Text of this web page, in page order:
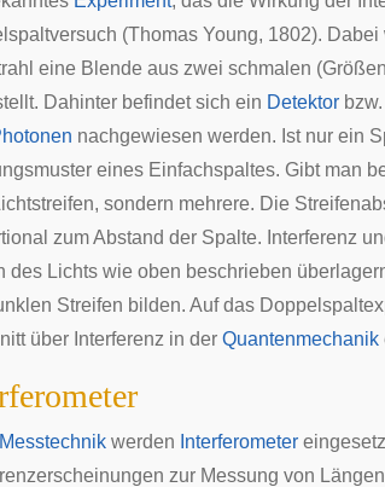
(Thomas Young, 1802).
eine Blende aus zwei schmalen
Dahinter befindet sich ein Detektor
nachgewiesen werden. Ist nur ein
eines Einfachspaltes. Gibt man
sondern mehrere. Die
zum Abstand der Spalte. Interferenz
des Lichts wie oben beschrieben
Streifen bilden. Auf das
über Interferenz in der Quantenmechanik
Messtechnik werden Interferometer
zur Messung von